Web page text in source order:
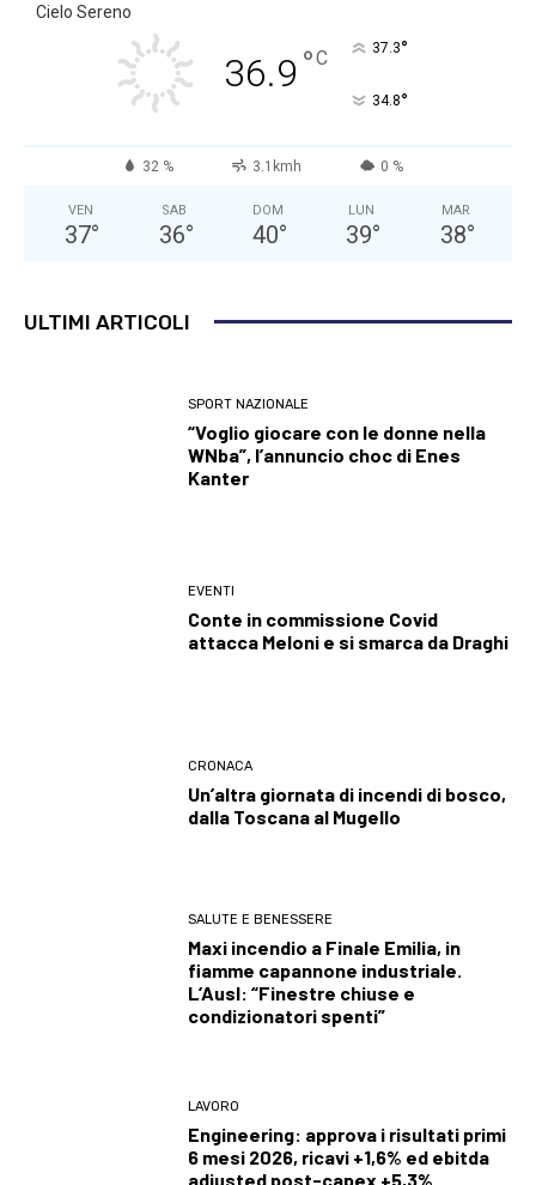
Cielo Sereno
36.9 °C 37.3°
34.8°
32 % 3.1kmh 0 %
VEN
37°
SAB
36°
DOM
40°
LUN
39°
MAR
38°
ULTIMI ARTICOLI
SPORT NAZIONALE
“Voglio giocare con le donne nella
WNba”, l’annuncio choc di Enes
Kanter
EVENTI
Conte in commissione Covid
attacca Meloni e si smarca da Draghi
CRONACA
Un’altra giornata di incendi di bosco,
dalla Toscana al Mugello
SALUTE E BENESSERE
Maxi incendio a Finale Emilia, in
fiamme capannone industriale.
L’Ausl: “Finestre chiuse e
condizionatori spenti”
LAVORO
Engineering: approva i risultati primi
6 mesi 2026, ricavi +1,6% ed ebitda
adjusted post-capex +5,3%